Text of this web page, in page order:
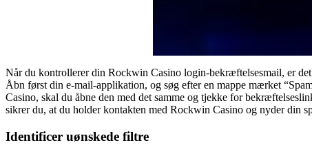
Når du kontrollerer din Rockwin Casino login-bekræftelsesmail, er
Åbn først din e-mail-applikation, og søg efter en mappe mærket
Casino, skal du åbne den med det samme og tjekke for
sikrer du, at du holder kontakten med Rockwin Casino og nyder din
Identificer uønskede filtre